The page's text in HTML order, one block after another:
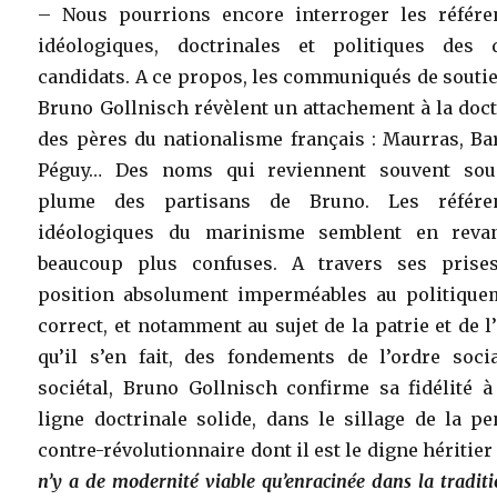
– Nous pourrions encore interroger les
idéologiques, doctrinales et politiques des
candidats. A ce propos, les communiqués de
Bruno Gollnisch révèlent un attachement à la
des pères du nationalisme français : Maurras,
Péguy… Des noms qui reviennent souvent
plume des partisans de Bruno. Les
idéologiques du marinisme semblent en
beaucoup plus confuses. A travers ses
position absolument imperméables au
correct, et notamment au sujet de la patrie et de
qu’il s’en fait, des fondements de l’ordre
sociétal, Bruno Gollnisch confirme sa fidélité à
ligne doctrinale solide, dans le sillage de la
contre-révolutionnaire dont il est le digne
n’y a de modernité viable qu’enracinée dans la